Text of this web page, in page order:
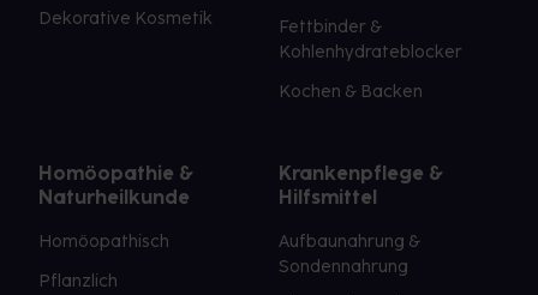
Dekorative Kosmetik
Fettbinder &
Kohlenhydrateblocker
Kochen & Backen
Homöopathie &
Naturheilkunde
Homöopathisch
Pflanzlich
Krankenpflege &
Hilfsmittel
Aufbaunahrung &
Sondennahrung